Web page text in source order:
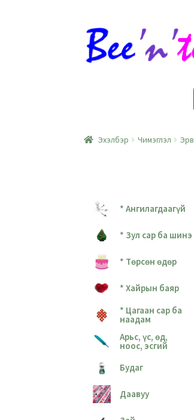
Skip
to
navigation
Skip
to
content
Эхэлбэр Чимэглэл
* Ангилагдаагүй
* Зул сар ба
* Төрсөн өдөр
* Хайрын баяр
* Цагаан сар ба
наадам
Арьс, үс, өд,
ноос, эсгий
Будаг
Даавуу